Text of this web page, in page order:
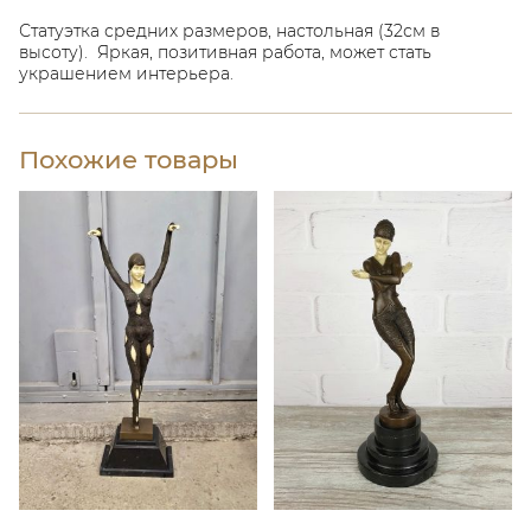
Статуэтка средних размеров, настольная (32см в
высоту). Яркая, позитивная работа, может стать
украшением интерьера.
Похожие товары